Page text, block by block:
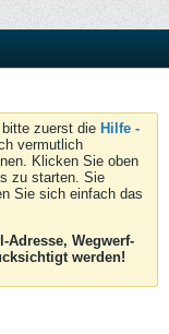
zuerst die Hilfe -
vermutlich
Klicken Sie oben
zu starten. Sie
Sie sich einfach das
Wegwerf-
werden!